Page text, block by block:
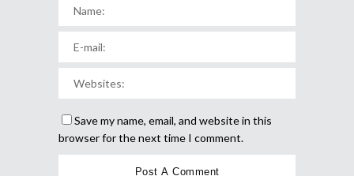
Save my name, email, and website in this
browser for the next time I comment.